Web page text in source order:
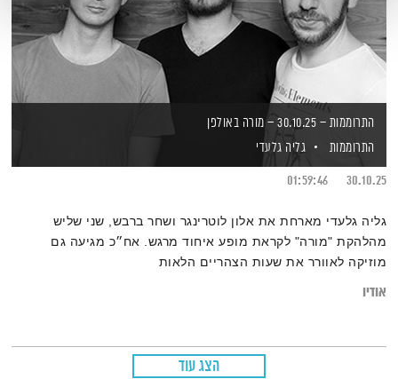
התרוממות – 30.10.25 – מורה באולפן
התרוממות
גליה גלעדי
30.10.25
01:59:46
גליה גלעדי מארחת את אלון לוטרינגר ושחר ברבש, שני שליש
מהלהקת "מורה" לקראת מופע איחוד מרגש. אח״כ מגיעה גם
מוזיקה לאוורר את שעות הצהריים הלאות
אודיו
הצג עוד